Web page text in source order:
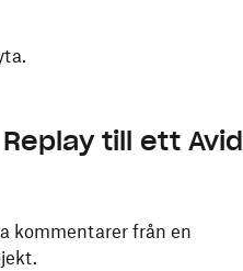
till ett Avid
kommentarer från en